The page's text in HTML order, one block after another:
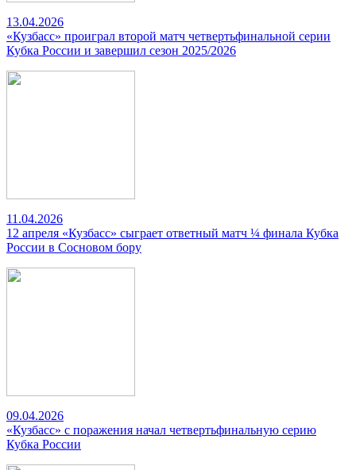
13.04.2026
«Кузбасс» проиграл второй матч четвертьфинальной серии
Кубка России и завершил сезон 2025/2026
11.04.2026
12 апреля «Кузбасс» сыграет ответный матч ¼ финала Кубка
России в Сосновом бору
09.04.2026
«Кузбасс» с поражения начал четвертьфинальную серию
Кубка России